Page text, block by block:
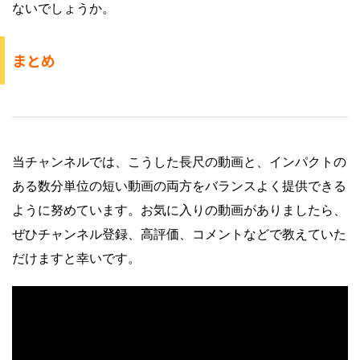
ないでしょうか。
まとめ
当チャンネルでは、こうした長尺の動画と、インパクトの
ある数分単位の短い動画の両方をバランスよく提供できる
ように努めています。お気に入りの動画がありましたら、
ぜひチャンネル登録、高評価、コメントなどで教えていた
だけますと幸いです。